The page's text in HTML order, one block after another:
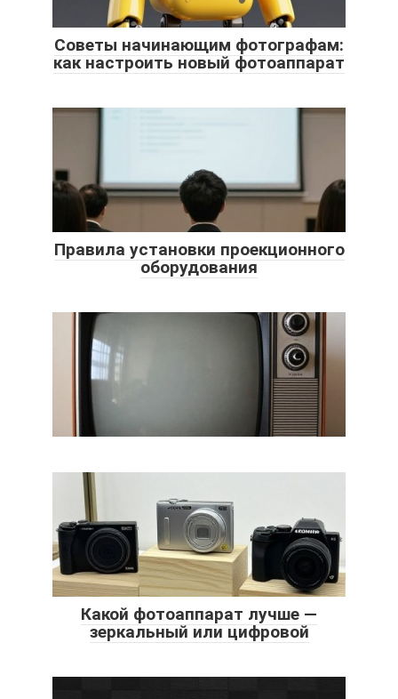
Советы начинающим фотографам:
как настроить новый фотоаппарат
Правила установки проекционного
оборудования
Какой фотоаппарат лучше —
зеркальный или цифровой